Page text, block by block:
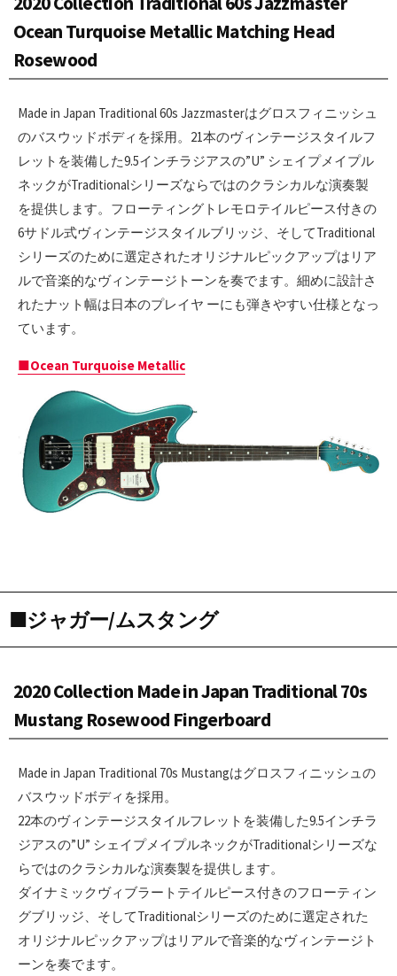
Ocean Turquoise Metallic Matching Head
Rosewood
Made in Japan Traditional 60s Jazzmasterはグロスフィニッシュ
のバスウッドボディを採用。21本のヴィンテージスタイルフ
レットを装備した9.5インチラジアスの”U” シェイプメイプル
ネックがTraditionalシリーズならではのクラシカルな演奏製
を提供します。フローティングトレモロテイルピース付きの
6サドル式ヴィンテージスタイルブリッジ、そしてTraditional
シリーズのために選定されたオリジナルピックアップはリア
ルで音楽的なヴィンテージトーンを奏でます。細めに設計さ
れたナット幅は日本のプレイヤ ーにも弾きやすい仕様となっ
ています。
■Ocean Turquoise Metallic
■ジャガー/ムスタング
2020 Collection Made in Japan Traditional 70s
Mustang Rosewood Fingerboard
Made in Japan Traditional 70s Mustangはグロスフィニッシュの
バスウッドボディを採用。
22本のヴィンテージスタイルフレットを装備した9.5インチラ
ジアスの”U” シェイプメイプルネックがTraditionalシリーズな
らではのクラシカルな演奏製を提供します。
ダイナミックヴィブラートテイルピース付きのフローティン
グブリッジ、そしてTraditionalシリーズのために選定された
オリジナルピックアップはリアルで音楽的なヴィンテージト
ーンを奏でます。